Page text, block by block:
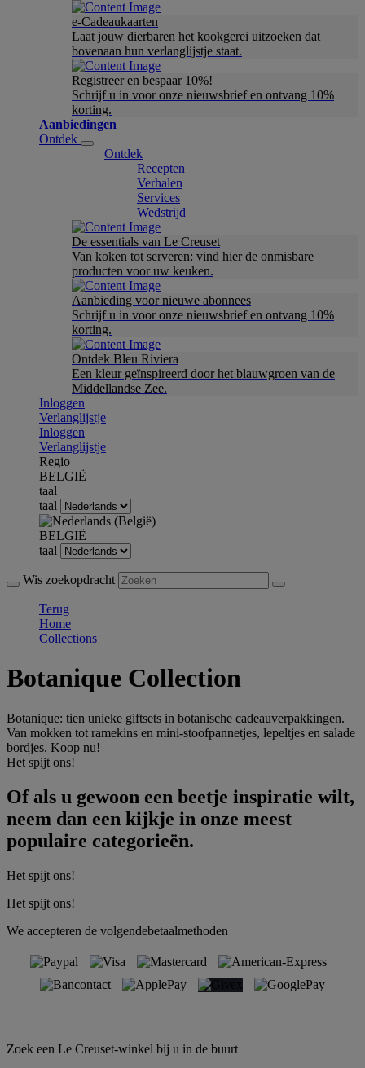
e-Cadeaukaarten
Laat jouw dierbaren het kookgerei uitzoeken dat
bovenaan hun verlanglijstje staat.
Registreer en bespaar 10%!
Schrijf u in voor onze nieuwsbrief en ontvang 10%
korting.
Aanbiedingen
Ontdek
Ontdek
Recepten
Verhalen
Services
Wedstrijd
De essentials van Le Creuset
Van koken tot serveren: vind hier de onmisbare
producten voor uw keuken.
Aanbieding voor nieuwe abonnees
Schrijf u in voor onze nieuwsbrief en ontvang 10%
korting.
Ontdek Bleu Riviera
Een kleur geïnspireerd door het blauwgroen van de
Middellandse Zee.
Inloggen
Verlanglijstje
Inloggen
Verlanglijstje
Regio
BELGIË
taal
taal
BELGIË
taal
Wis zoekopdracht
Terug
Home
Collections
Botanique Collection
Botanique: tien unieke giftsets in botanische cadeauverpakkingen.
Van mokken tot ramekins en mini-stoofpannetjes, lepeltjes en salade
bordjes. Koop nu!
Het spijt ons!
Of als u gewoon een beetje inspiratie wilt,
neem dan een kijkje in onze meest
populaire categorieën.
Het spijt ons!
Het spijt ons!
We accepteren de volgendebetaalmethoden
Zoek een Le Creuset-winkel bij u in de buurt